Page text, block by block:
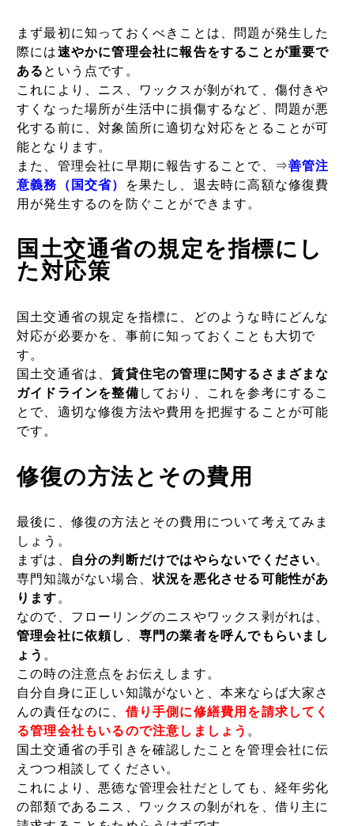
まず最初に知っておくべきことは、問題が発生した
際には速やかに管理会社に報告をすることが重要で
ある という点です。
これにより、ニス、ワックスが剝がれて、傷付きや
すくなった場所が生活中に損傷するなど、問題が悪
化する前に、対象箇所に適切な対応をとることが可
能となります。
また、管理会社に早期に報告することで、⇒善管注
意義務（国交省）
を果たし、 退去時に高額な修復費
用が発生するのを防ぐことができます。
国土交通省の規定を指標にし
た対応策
国土交通省の規定を指標に、どのような時にどんな
対応が必要かを、事前に知っておくことも大切で
す。
国土交通省は、賃貸住宅の管理に関するさまざまな
ガイドラインを整備 しており、これを参考にするこ
とで、適切な修復方法や費用を把握することが可能
です。
修復の方法とその費用
最後に、修復の方法とその費用について考えてみま
しょう。
まずは、
自分の判断だけではやらないでください。
専門知識がない場合、状況を悪化させる可能性があ
ります 。
なので、フローリングのニスやワックス剥がれは、
管理会社に依頼し
専門の業者を呼んでもらいまし
ょう 。
この時の注意点をお伝えします。
自分自身に正しい知識がないと、本来ならば大家さ
んの責任なのに、 借り手側に修繕費用を請求してく
る管理会社もいるので注意しましょう 。
国土交通省の手引きを確認したことを管理会社に伝
えつつ相談してください。
これにより、悪徳な管理会社だとしても、経年劣化
の部類であるニス、ワックスの剝がれを、借り主に